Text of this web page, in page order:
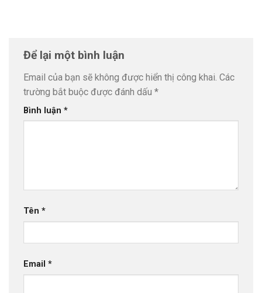
Để lại một bình luận
Email của bạn sẽ không được hiển thị công khai. Các
trường bắt buộc được đánh dấu *
Bình luận *
Tên *
Email *